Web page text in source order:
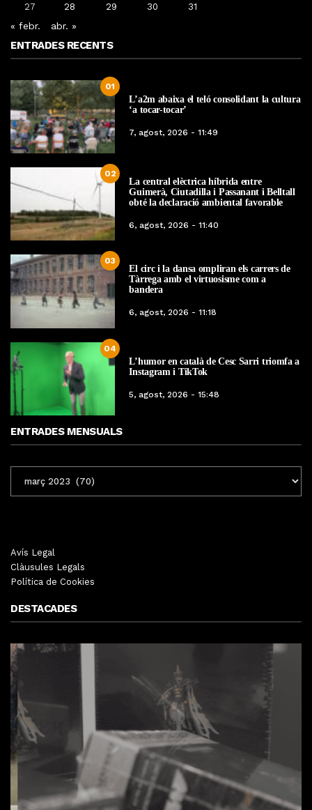
27 28 29 30 31
« febr. abr. »
ENTRADES RECENTS
01
L’a2m abaixa el teló consolidant la cultura
‘a tocar-tocar’
7, agost, 2026 - 11:49
02
La central elèctrica híbrida entre
Guimerà, Ciutadilla i Passanant i Belltall
obté la declaració ambiental favorable
6, agost, 2026 - 11:40
03
El circ i la dansa ompliran els carrers de
Tàrrega amb el virtuosisme com a
bandera
6, agost, 2026 - 11:18
04
L’humor en català de Cesc Sarri triomfa a
Instagram i TikTok
5, agost, 2026 - 15:48
ENTRADES MENSUALS
MENSUALS
Avís Legal
Clàusules Legals
Política de Cookies
DESTACADES